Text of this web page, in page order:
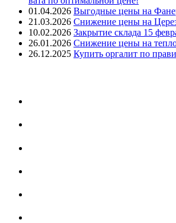
01.04.2026 Выгодные цены на
21.03.2026 Снижение цены на
10.02.2026 Закрытие склада 15
26.01.2026 Снижение цены на
26.12.2025 Купить оргалит по